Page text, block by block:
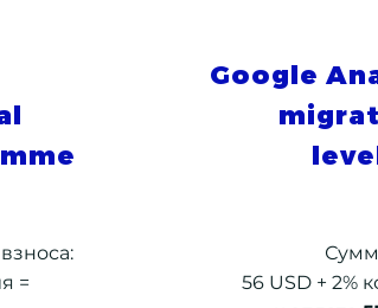
=
Google
56 USD + 2%